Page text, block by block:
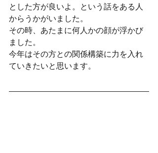
とした方が良いよ。という話をある人
からうかがいました。
その時、あたまに何人かの顔が浮かび
ました。
今年はその方との関係構築に力を入れ
ていきたいと思います。